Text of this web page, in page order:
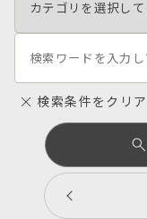
検索条件をクリア